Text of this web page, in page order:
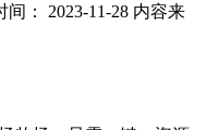
间： 2023-11-28 内容来